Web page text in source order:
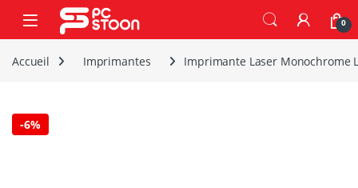
Skip to navigation
Skip to content
0
Accueil Imprimantes Imprimante Laser Monochrome
-6%